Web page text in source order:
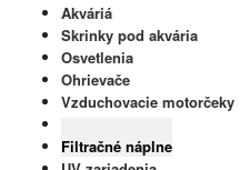
Akváriá
Skrinky pod akvária
Osvetlenia
Ohrievače
Vzduchovacie motorčeky
Filtračné náplne